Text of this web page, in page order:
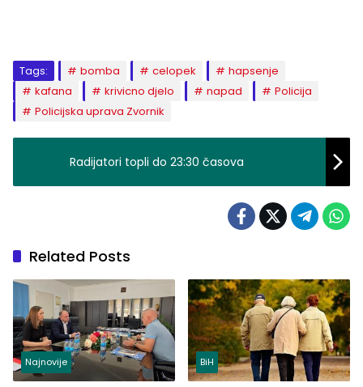
Tags: bomba celopek
hapsenje
kafana
krivicno djelo napad
Policija
Policijska uprava Zvornik
Radijatori topli do 23:30 časova
Related Posts
Najnovije BiH